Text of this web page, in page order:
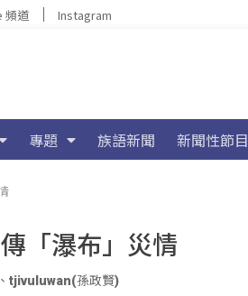
頻道 Instagram
專題 族語新聞 新聞性節目
「瀑布」災情
、 tjivuluwan(孫政賢)